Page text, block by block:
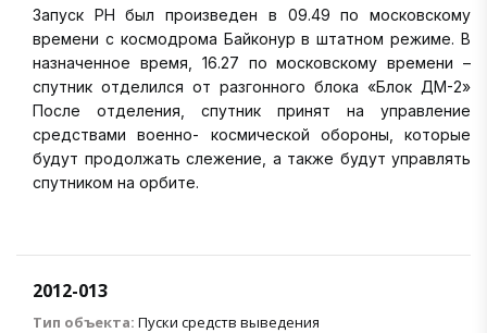
Запуск РН был произведен в 09.49 по московскому
времени с космодрома Байконур в штатном режиме. В
назначенное время, 16.27 по московскому времени –
спутник отделился от разгонного блока «Блок ДМ-2»
После отделения, спутник принят на управление
средствами военно- космической обороны, которые
будут продолжать слежение, а также будут управлять
спутником на орбите.
2012-013
Тип объекта: Пуски средств выведения